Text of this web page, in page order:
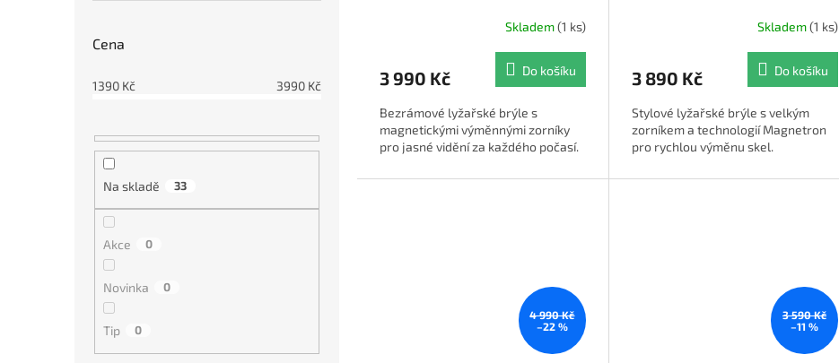
Cena
1390 Kč 3990 Kč
Na skladě 33
Akce 0
Novinka 0
Tip 0
Skladem(1 ks)
3 990 Kč Do košíku
Bezrámové lyžařské brýle s
magnetickými výměnnými zorníky
pro jasné vidění za každého počasí.
Skladem(1 ks)
3 890 Kč Do košíku
Stylové lyžařské brýle s velkým
zorníkem a technologií Magnetron
pro rychlou výměnu skel.
4 990 Kč
–22 %
3 590 Kč
–11 %